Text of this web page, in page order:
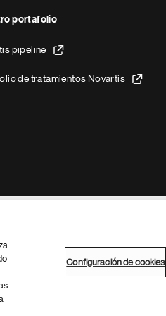
portafolio
pipeline
de tratamientos Novartis
Site Search
sitio
Configuración de cookies